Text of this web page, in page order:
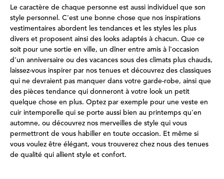
Le caractère de chaque personne est aussi individuel que son
style personnel. C'est une bonne chose que nos inspirations
vestimentaires abordent les tendances et les styles les plus
divers et proposent ainsi des looks adaptés à chacun. Que ce
soit pour une sortie en ville, un dîner entre amis à l'occasion
d'un anniversaire ou des vacances sous des climats plus chauds,
laissez-vous inspirer par nos tenues et découvrez des classiques
qui ne devraient pas manquer dans votre garde-robe, ainsi que
des pièces tendance qui donneront à votre look un petit
quelque chose en plus. Optez par exemple pour une veste en
cuir intemporelle qui se porte aussi bien au printemps qu'en
automne, ou découvrez nos merveilles de style qui vous
permettront de vous habiller en toute occasion. Et même si
vous voulez être élégant, vous trouverez chez nous des tenues
de qualité qui allient style et confort.